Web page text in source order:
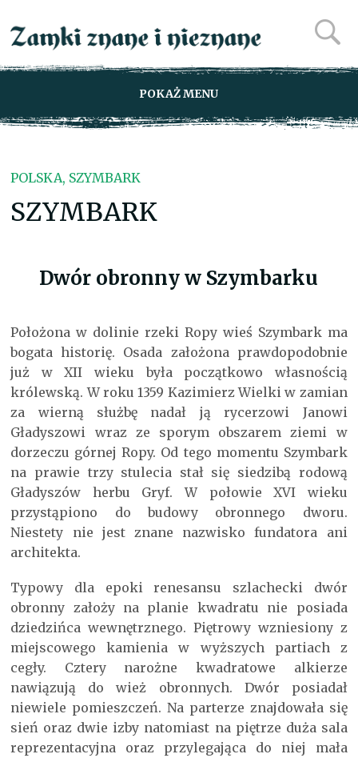
POKAŻ MENU
POLSKA, SZYMBARK
SZYMBARK
Dwór obronny w Szymbarku
Położona w dolinie rzeki Ropy wieś Szymbark ma
bogata historię. Osada założona prawdopodobnie
już w XII wieku była początkowo własnością
królewską. W roku 1359 Kazimierz Wielki w zamian
za wierną służbę nadał ją rycerzowi Janowi
Gładyszowi wraz ze sporym obszarem ziemi w
dorzeczu górnej Ropy. Od tego momentu Szymbark
na prawie trzy stulecia stał się siedzibą rodową
Gładyszów herbu Gryf. W połowie XVI wieku
przystąpiono do budowy obronnego dworu.
Niestety nie jest znane nazwisko fundatora ani
architekta.
Typowy dla epoki renesansu szlachecki dwór
obronny założy na planie kwadratu nie posiada
dziedzińca wewnętrznego. Piętrowy wzniesiony z
miejscowego kamienia w wyższych partiach z
cegły. Cztery narożne kwadratowe alkierze
nawiązują do wież obronnych. Dwór posiadał
niewiele pomieszczeń. Na parterze znajdowała się
sień oraz dwie izby natomiast na piętrze duża sala
reprezentacyjna oraz przylegająca do niej mała